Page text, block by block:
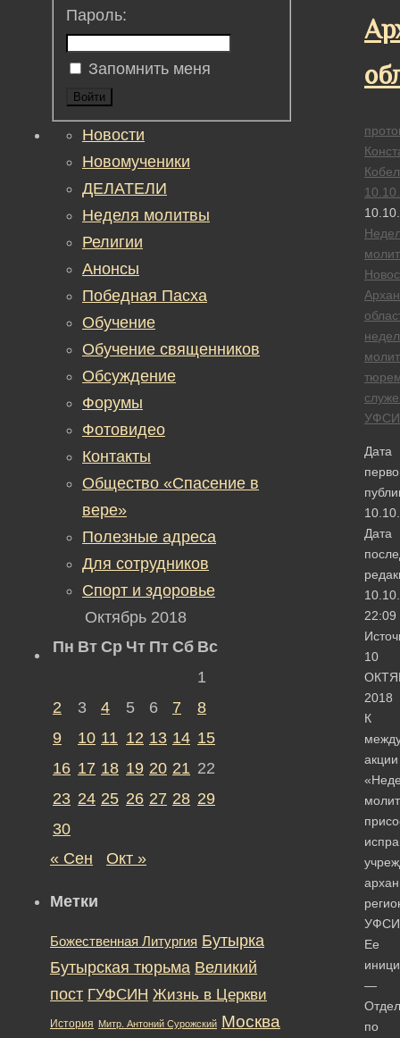
Дата
Дата
22:09
10
2018
К
акции
Ее
—
Отдел
по
Пароль:
Запомнить меня
Войти
Новости
Новомученики
ДЕЛАТЕЛИ
Неделя молитвы
Религии
Анонсы
Победная Пасха
Обучение
Обучение священников
Обсуждение
Форумы
Фотовидео
Контакты
Общество «Спасение в
вере»
Полезные адреса
Для сотрудников
Спорт и здоровье
Октябрь 2018
Пн Вт Ср Чт Пт Сб Вс
1
2
3 4 5 6 7
8
9
10 11 12 13 14 15
16 17 18 19 20 21 22
23 24 25 26 27 28 29
30
« Сен
Окт »
Метки
Божественная Литургия Бутырка
Бутырская тюрьма Великий
пост ГУФСИН Жизнь в Церкви
История Митр. Антоний Сурожский Москва